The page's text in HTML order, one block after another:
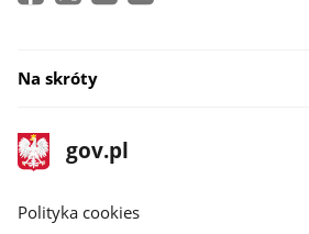
Na skróty
stopka
gov.pl
Strona
gov.pl
gov.pl
Polityka cookies